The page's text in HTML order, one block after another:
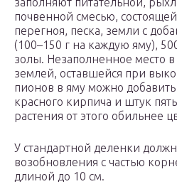
почвенной смесью,
перегноя, песка, земли с
(100–150 г на каждую яму),
золы. Незаполненное место
землей, оставшейся при
пионов в яму можно
красного кирпича и штук
растения от этого обильнее
У стандартной деленки
возобновления с частью
длиной до 10 см.